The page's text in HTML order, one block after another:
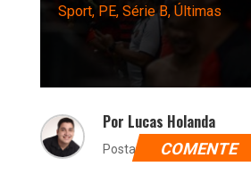
Sport, PE, Série B, Últimas
Por Lucas Holanda
Postado dia 29 de agosto
COMENTE